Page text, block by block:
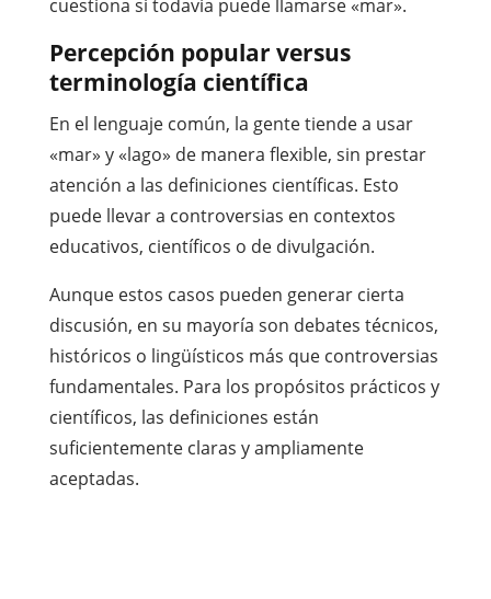
cuestiona si todavía puede llamarse «mar».
Percepción popular versus
terminología científica
En el lenguaje común, la gente tiende a usar
«mar» y «lago» de manera flexible, sin prestar
atención a las definiciones científicas. Esto
puede llevar a controversias en contextos
educativos, científicos o de divulgación.
Aunque estos casos pueden generar cierta
discusión, en su mayoría son debates técnicos,
históricos o lingüísticos más que controversias
fundamentales. Para los propósitos prácticos y
científicos, las definiciones están
suficientemente claras y ampliamente
aceptadas.